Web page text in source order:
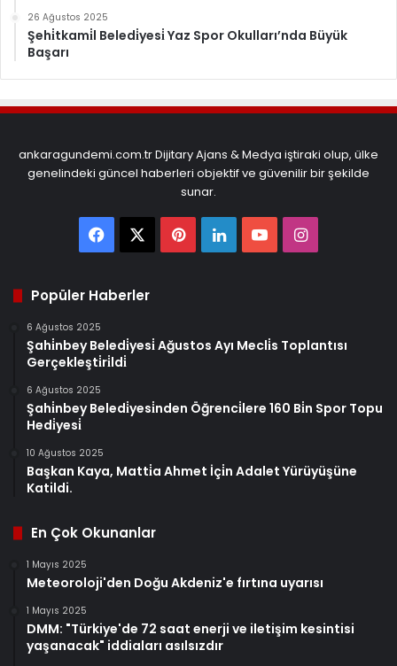
26 Ağustos 2025
Şehi̇tkami̇l Beledi̇yesi̇ Yaz Spor Okulları’nda Büyük
Başarı
ankaragundemi.com.tr Dijitary Ajans & Medya iştiraki olup, ülke
genelindeki güncel haberleri objektif ve güvenilir bir şekilde
sunar.
FacebookPinterest
LinkedInYouTubeInstagram
Popüler Haberler
6 Ağustos 2025
Şahi̇nbey Beledi̇yesi̇ Ağustos Ayı Mecli̇s Toplantısı
Gerçekleşti̇ri̇ldi̇
6 Ağustos 2025
Şahi̇nbey Beledi̇yesi̇nden Öğrenci̇lere 160 Bi̇n Spor Topu
Hedi̇yesi̇
10 Ağustos 2025
Başkan Kaya, Matti̇a Ahmet İçi̇n Adalet Yürüyüşüne
Katildi.
En Çok Okunanlar
1 Mayıs 2025
Meteoroloji'den Doğu Akdeniz'e fırtına uyarısı
1 Mayıs 2025
DMM: "Türkiye'de 72 saat enerji ve iletişim kesintisi
yaşanacak" iddiaları asılsızdır